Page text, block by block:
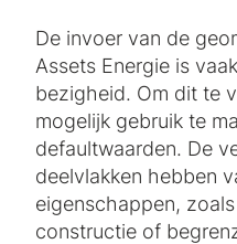
De invoer van de
Assets Energie is
bezigheid. Om dit te
mogelijk gebruik te
defaultwaarden. De
deelvlakken hebben
eigenschappen,
constructie of